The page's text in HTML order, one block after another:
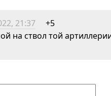
21:37
+5
на ствол той